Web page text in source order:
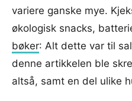
variere ganske mye.
økologisk snacks,
bøker: Alt dette var til
denne artikkelen ble
altså, samt en del ulike